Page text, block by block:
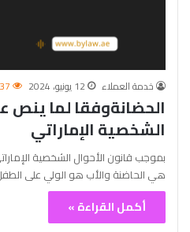
خدمة العملاء 12 يونيو، 2024
الحضانةوفقا لما ينص
الشخصية الإماراتي
هي الحاضنة والأب هو الولي على
أكمل القراءة »